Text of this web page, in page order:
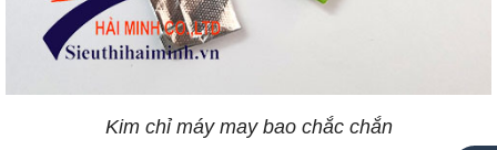
Kim chỉ máy may bao chắc chắn